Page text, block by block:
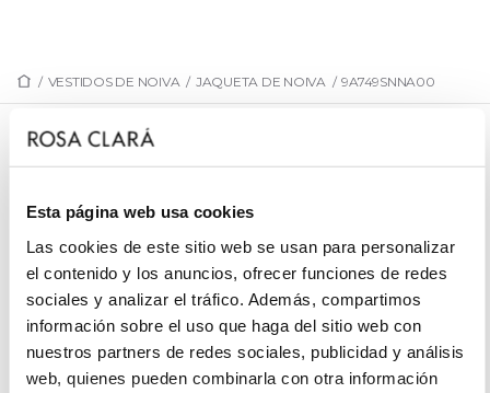
Esta página web usa cookies
Las cookies de este sitio web se usan para personalizar
el contenido y los anuncios, ofrecer funciones de redes
sociales y analizar el tráfico. Además, compartimos
información sobre el uso que haga del sitio web con
nuestros partners de redes sociales, publicidad y análisis
web, quienes pueden combinarla con otra información
/ VESTIDOS DE NOIVA / JAQUETA DE NOIVA / 9A749SNNA00
9A749SNNA00
SOLICITE UMA MARCAÇÃO